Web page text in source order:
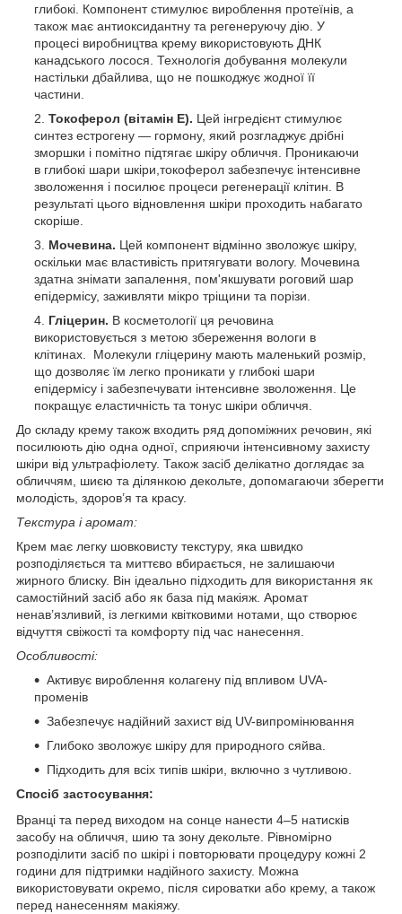
глибокі. Компонент стимулює вироблення протеїнів, а
також має антиоксидантну та регенеруючу дію. У
процесі виробництва крему використовують ДНК
канадського лосося. Технологія добування молекули
настільки дбайлива, що не пошкоджує жодної її
частини.
Токоферол (вітамін Е). Цей інгредієнт стимулює
синтез естрогену — гормону, який розгладжує дрібні
зморшки і помітно підтягає шкіру обличчя. Проникаючи
в глибокі шари шкіри,токоферол забезпечує інтенсивне
зволоження і посилює процеси регенерації клітин. В
результаті цього відновлення шкіри проходить набагато
скоріше.
Мочевина. Цей компонент відмінно зволожує шкіру,
оскільки має властивість притягувати вологу. Мочевина
здатна знімати запалення, пом'якшувати роговий шар
епідермісу, заживляти мікро тріщини та порізи.
Гліцерин. В косметології ця речовина
використовується з метою збереження вологи в
клітинах. Молекули гліцерину мають маленький розмір,
що дозволяє їм легко проникати у глибокі шари
епідермісу і забезпечувати інтенсивне зволоження. Це
покращує еластичність та тонус шкіри обличчя.
До складу крему також входить ряд допоміжних речовин, які
посилюють дію одна одної, сприяючи інтенсивному захисту
шкіри від ультрафіолету. Також засіб делікатно доглядає за
обличчям, шиєю та ділянкою декольте, допомагаючи зберегти
молодість, здоров’я та красу.
Текстура і аромат:
Крем має легку шовковисту текстуру, яка швидко
розподіляється та миттєво вбирається, не залишаючи
жирного блиску. Він ідеально підходить для використання як
самостійний засіб або як база під макіяж. Аромат
ненав’язливий, із легкими квітковими нотами, що створює
відчуття свіжості та комфорту під час нанесення.
Особливості:
Активує вироблення колагену під впливом UVA-
променів
Забезпечує надійний захист від UV-випромінювання
Глибоко зволожує шкіру для природного сяйва.
Підходить для всіх типів шкіри, включно з чутливою.
Спосіб застосування:
Вранці та перед виходом на сонце нанести 4–5 натисків
засобу на обличчя, шию та зону декольте. Рівномірно
розподілити засіб по шкірі і повторювати процедуру кожні 2
години для підтримки надійного захисту. Можна
використовувати окремо, після сироватки або крему, а також
перед нанесенням макіяжу.